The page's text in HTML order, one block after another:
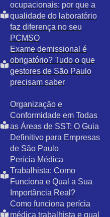
ocupacionais: por que a
qualidade do laboratório
faz diferença no seu
PCMSO
Exame demissional é
obrigatório? Tudo o que
gestores de São Paulo
precisam saber
Organização e
Conformidade em Todas
as Áreas de SST: O Guia
Definitivo para Empresas
de São Paulo
Perícia Médica
Trabalhista: Como
Funciona e Qual a Sua
Importância Real?
Como funciona perícia
médica trabalhista e qual